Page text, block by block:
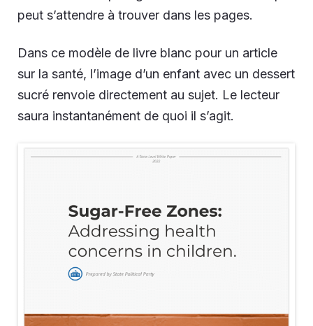
peut s’attendre à trouver dans les pages.
Dans ce modèle de livre blanc pour un article
sur la santé, l’image d’un enfant avec un dessert
sucré renvoie directement au sujet. Le lecteur
saura instantanément de quoi il s’agit.